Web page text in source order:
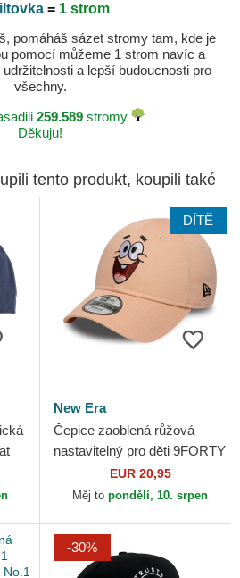
= 1 strom
pomáháš sázet stromy tam, kde je
pomocí můžeme 1 strom navíc a
a lepší budoucnosti pro
všechny.
259.589stromy
Děkuju!
tento produkt, koupili také
DÍTĚ
New Era
Čepice zaoblená růžová
nastavitelný pro děti 9FORTY
Face SpongeBob a Patrik
Hvězda New Era
EUR 20,95
Měj to pondělí, 10. srpen
-30%